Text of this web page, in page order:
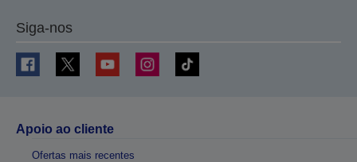
Siga-nos
Apoio ao cliente
Ofertas mais recentes